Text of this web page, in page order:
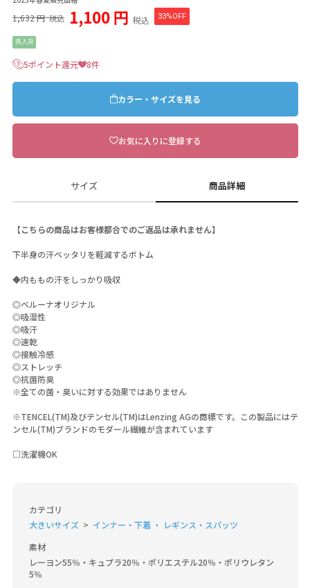
1,632 円 税込 1,100 円 税込 33%OFF
再入荷
5ポイント還元 8件
カラー・サイズを見る
お気に入りに登録する
サイズ 商品詳細
【こちらの商品はお客様都合でのご返品は承れません】
下半身の汗ベッタリを軽減するボトム
◆内ももの汗をしっかり吸収
◎ベルーナオリジナル
◎吸湿性
◎吸汗
◎速乾
◎接触冷感
◎ストレッチ
◎抗菌防臭
※全ての菌・臭いに対する効果ではありません
※TENCEL(TM)及びテンセル(TM)はLenzing AGの商標です。この製品にはテ
ンセル(TM)ブランドのモダール繊維が含まれています
□洗濯機OK
カテゴリ
大きいサイズ
インナー・下着 ・ レギンス・スパッツ
素材
レーヨン55％・キュプラ20％・ポリエステル20％・ポリウレタン
5％